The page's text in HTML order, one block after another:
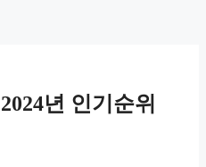
년 인기순위